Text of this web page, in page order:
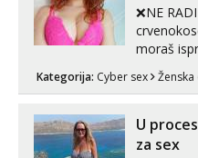
❌NE
moraš
MLADA
prorodne
U mojoj
pranaći
Kategorija: Cyber sex
U
za sex